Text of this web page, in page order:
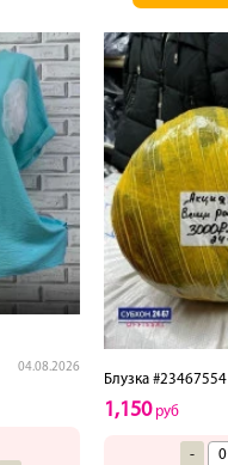
04.08.2026
Блузка #23467554
1,150руб
-